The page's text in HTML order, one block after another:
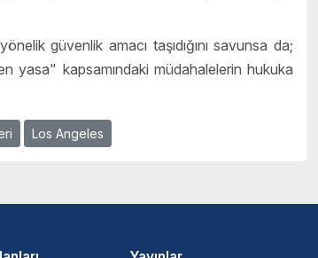
güvenlik amacı taşıdığını savunsa da;
yasa" kapsamındaki müdahalelerin hukuka
Los Angeles